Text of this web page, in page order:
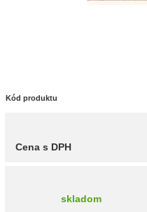
Kód produktu
Cena s DPH
skladom